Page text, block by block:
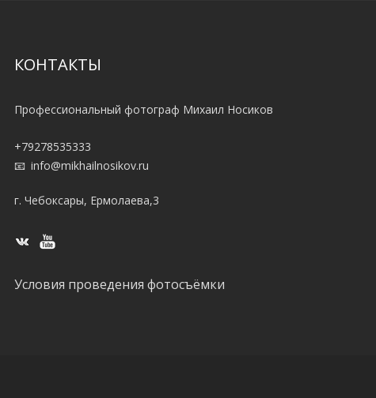
КОНТАКТЫ
Профессиональный фотограф Михаил Носиков
+79278535333
info@mikhailnosikov.ru
г. Чебоксары, Ермолаева,3
Условия проведения фотосъёмки